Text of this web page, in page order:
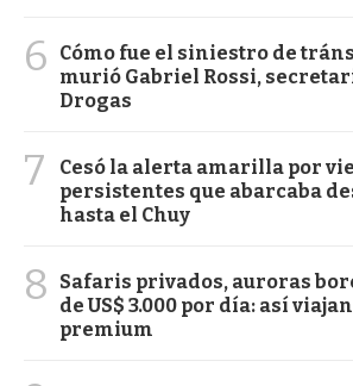
6
Cómo fue el siniestro de
murió Gabriel Rossi,
Drogas
7
Cesó la alerta amarilla por
persistentes que abarcaba
hasta el Chuy
8
Safaris privados, auroras
de US$ 3.000 por día: así
premium